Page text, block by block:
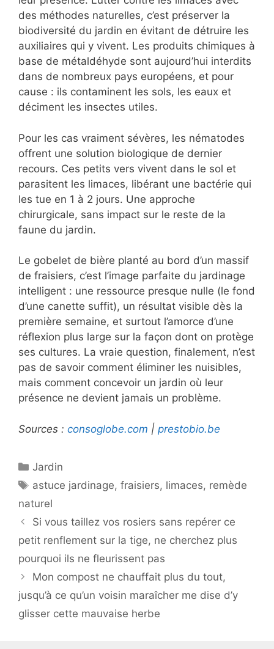
des méthodes naturelles, c’est préserver la
biodiversité du jardin en évitant de détruire les
auxiliaires qui y vivent. Les produits chimiques à
base de métaldéhyde sont aujourd’hui interdits
dans de nombreux pays européens, et pour
cause : ils contaminent les sols, les eaux et
déciment les insectes utiles.
Pour les cas vraiment sévères, les nématodes
offrent une solution biologique de dernier
recours. Ces petits vers vivent dans le sol et
parasitent les limaces, libérant une bactérie qui
les tue en 1 à 2 jours. Une approche
chirurgicale, sans impact sur le reste de la
faune du jardin.
Le gobelet de bière planté au bord d’un massif
de fraisiers, c’est l’image parfaite du jardinage
intelligent : une ressource presque nulle (le fond
d’une canette suffit), un résultat visible dès la
première semaine, et surtout l’amorce d’une
réflexion plus large sur la façon dont on protège
ses cultures. La vraie question, finalement, n’est
pas de savoir comment éliminer les nuisibles,
mais comment concevoir un jardin où leur
présence ne devient jamais un problème.
Sources : consoglobe.com | prestobio.be
Catégories
Jardin
Étiquettes
astuce jardinage,fraisiers, limaces, remède
naturel
Si vous taillez vos rosiers sans repérer ce
petit renflement sur la tige, ne cherchez plus
pourquoi ils ne fleurissent pas
Mon compost ne chauffait plus du tout,
jusqu’à ce qu’un voisin maraîcher me dise d’y
glisser cette mauvaise herbe